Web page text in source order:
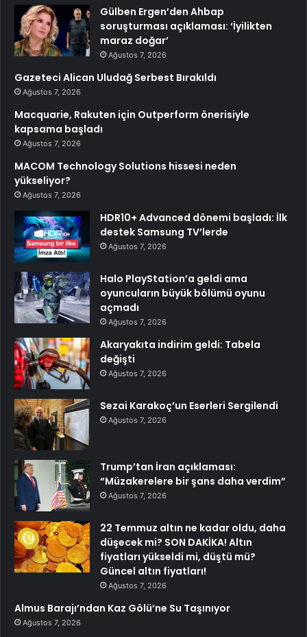
Gülben Ergen’den Ahbap
soruşturması açıklaması: ‘İyilikten
maraz doğar’
Ağustos 7, 2026
Gazeteci Alican Uludağ Serbest Bırakıldı
Ağustos 7, 2026
Macquarie, Rakuten için Outperform önerisiyle
kapsama başladı
Ağustos 7, 2026
MACOM Technology Solutions hissesi neden
yükseliyor?
Ağustos 7, 2026
HDR10+ Advanced dönemi başladı: İlk
destek Samsung TV’lerde
Ağustos 7, 2026
Halo PlayStation’a geldi ama
oyuncuların büyük bölümü oyunu
açmadı
Ağustos 7, 2026
Akaryakıta indirim geldi: Tabela
değişti
Ağustos 7, 2026
Sezai Karakoç’un Eserleri Sergilendi
Ağustos 7, 2026
Trump’tan İran açıklaması:
“Müzakerelere bir şans daha verdim”
Ağustos 7, 2026
22 Temmuz altın ne kadar oldu, daha
düşecek mi? SON DAKİKA! Altın
fiyatları yükseldi mi, düştü mü?
Güncel altın fiyatları!
Ağustos 7, 2026
Almus Barajı’ndan Kaz Gölü’ne Su Taşınıyor
Ağustos 7, 2026